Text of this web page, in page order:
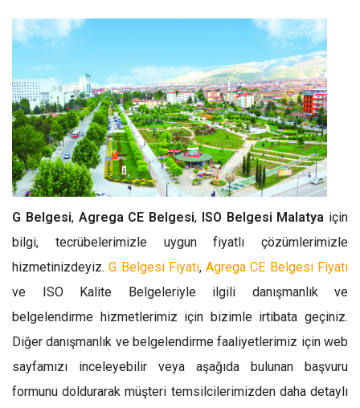
G Belgesi, Agrega CE Belgesi, ISO Belgesi Malatya için
bilgi, tecrübelerimizle uygun fiyatlı çözümlerimizle
hizmetinizdeyiz.G Belgesi Fiyatı,Agrega CE Belgesi Fiyatı
ve ISO Kalite Belgeleriyle ilgili danışmanlık ve
belgelendirme hizmetlerimiz için bizimle irtibata geçiniz.
Diğer danışmanlık ve belgelendirme faaliyetlerimiz için web
sayfamızı inceleyebilir veya aşağıda bulunan başvuru
formunu doldurarak müşteri temsilcilerimizden daha detaylı